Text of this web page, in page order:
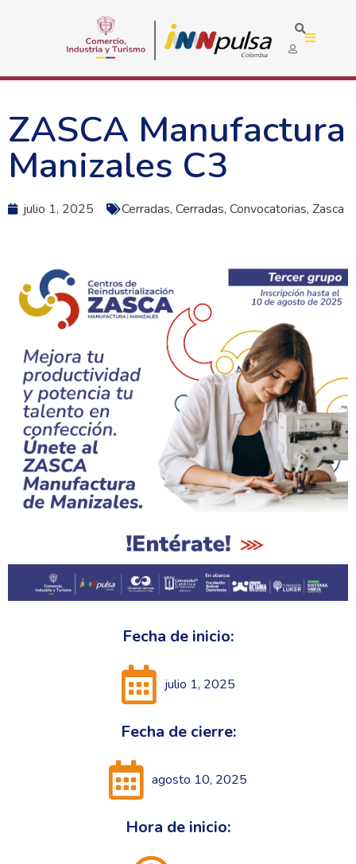
ZASCA Manufactura
Manizales C3
julio 1, 2025 Cerradas, Cerradas, Convocatorias, Zasca
Fecha de inicio:
julio 1, 2025
Fecha de cierre:
agosto 10, 2025
Hora de inicio: